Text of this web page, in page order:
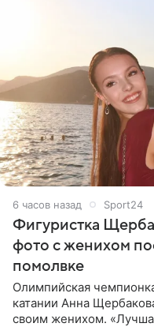
6 часов назад Sport24
Фигуристка
фото с женихом
помолвке
Олимпийская
катании Анна
своим женихом.